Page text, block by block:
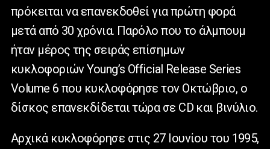
πρόκειται να επανεκδοθεί για πρώτη φορά
μετά από 30 χρόνια. Παρόλο που το άλμπουμ
ήταν μέρος της σειράς επίσημων
κυκλοφοριών Young’s Official Release Series
Volume 6 που κυκλοφόρησε τον Οκτώβριο, ο
δίσκος επανεκδίδεται τώρα σε CD και βινύλιο.
Αρχικά κυκλοφόρησε στις 27 Ιουνίου του 1995,